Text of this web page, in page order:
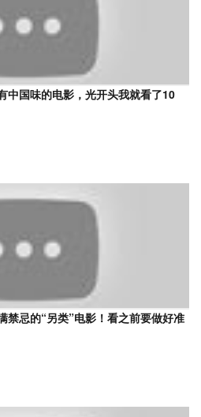
中国味的电影，光开头我就看了10
禁忌的“另类”电影！看之前要做好准